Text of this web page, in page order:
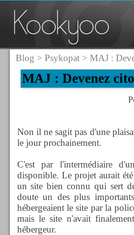
Blog > Psykopat> MAJ :
MAJ : Devenez
Non il ne sagit pas d'une
le jour prochainement.
C'est par l'intermédiaire
disponible. Le projet aurait
un site bien connu qui sert
doute un des plus
hébergeaient le site par la
mais le site n'avait
hébergeur.